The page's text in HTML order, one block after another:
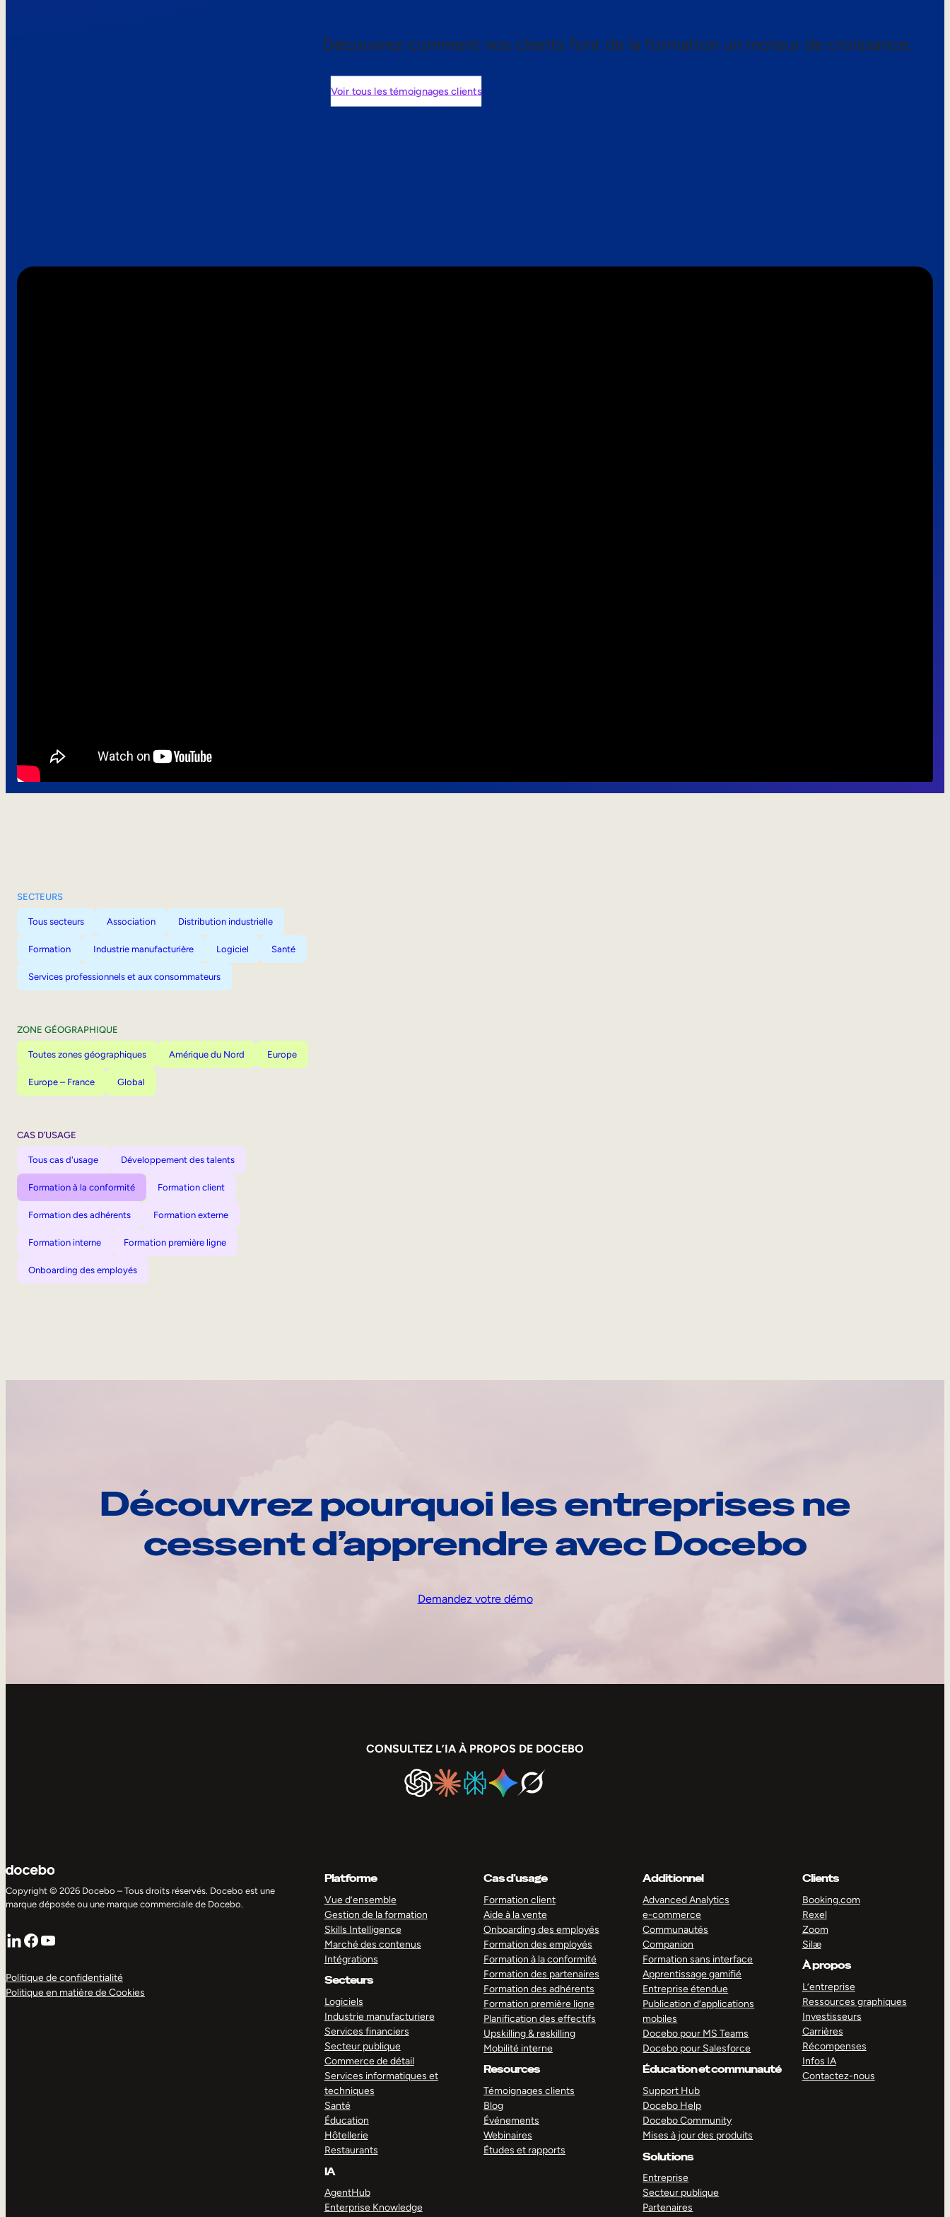
Découvrez comment nos clients font de la formation un moteur de croissance.
Voir tous les témoignages clients
SECTEURS
Tous secteurs Association Distribution industrielle
Formation Industrie manufacturière Logiciel Santé
Services professionnels et aux consommateurs
ZONE GÉOGRAPHIQUE
Toutes zones géographiques Amérique du Nord Europe
Europe – France Global
CAS D’USAGE
Tous cas d'usage Développement des talents
Formation à la conformité Formation client
Formation des adhérents Formation externe
Formation interne Formation première ligne
Onboarding des employés
Découvrez pourquoi les entreprises ne
cessent d’apprendre avec Docebo
Demandez votre démo
CONSULTEZ L’IA À PROPOS DE DOCEBO
Copyright © 2026 Docebo – Tous droits réservés. Docebo est une
marque déposée ou une marque commerciale de Docebo.
LinkedIn
Facebook
YouTube
Politique de confidentialité
Politique en matière de Cookies
Platforme
Vue d’ensemble
Gestion de la formation
Skills Intelligence
Marché des contenus
Intégrations
Secteurs
Logiciels
Industrie manufacturiere
Services financiers
Secteur publique
Commerce de détail
Services informatiques et
techniques
Santé
Éducation
Hôtellerie
Restaurants
IA
AgentHub
Enterprise Knowledge
Cas d’usage
Formation client
Aide à la vente
Onboarding des employés
Formation des employés
Formation à la conformité
Formation des partenaires
Formation des adhérents
Formation première ligne
Planification des effectifs
Upskilling & reskilling
Mobilité interne
Resources
Témoignages clients
Blog
Événements
Webinaires
Études et rapports
Additionnel
Advanced Analytics
e-commerce
Communautés
Companion
Formation sans interface
Apprentissage gamifié
Entreprise étendue
Publication d’applications
mobiles
Docebo pour MS Teams
Docebo pour Salesforce
Éducation et communauté
Support Hub
Docebo Help
Docebo Community
Mises à jour des produits
Solutions
Entreprise
Secteur publique
Partenaires
Clients
Booking.com
Rexel
Zoom
Silæ
À propos
L’entreprise
Ressources graphiques
Investisseurs
Carrières
Récompenses
Infos IA
Contactez-nous